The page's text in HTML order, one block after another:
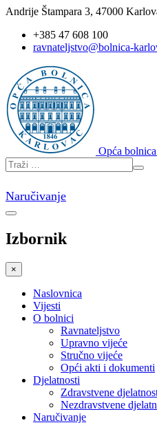
Andrije Štampara 3, 47000
+385 47 608 100
ravnateljstvo@bolnica-
Opća
Naručivanje
Izbornik
×
Naslovnica
Vijesti
O bolnici
Ravnateljstvo
Upravno vijeće
Stručno vijeće
Opći akti i dokumenti
Djelatnosti
Zdravstvene
Nezdravstvene
Naručivanje